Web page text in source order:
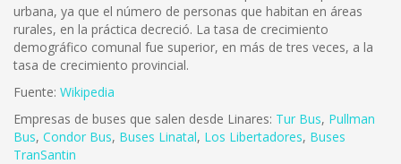
urbana, ya que el número de personas que habitan en áreas
rurales, en la práctica decreció. La tasa de crecimiento
demográfico comunal fue superior, en más de tres veces, a la
tasa de crecimiento provincial.
Fuente: Wikipedia
Empresas de buses que salen desde Linares: Tur Bus, Pullman
Bus, Condor Bus, Buses Linatal, Los Libertadores, Buses
TranSantin